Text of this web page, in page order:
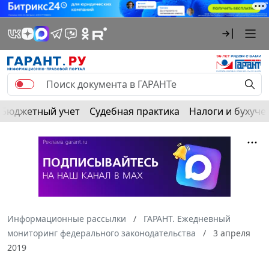
Бюджетный учет Судебная практика Налоги и
Информационные рассылки
ГАРАНТ. Ежедневный
мониторинг федерального законодательства
3 апреля
2019